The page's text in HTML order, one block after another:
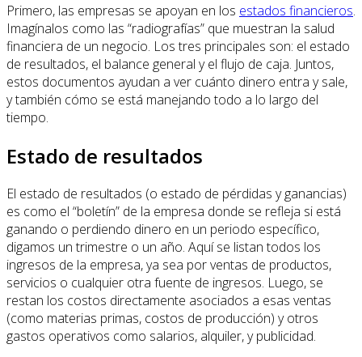
Primero, las empresas se apoyan en los estados financieros.
Imagínalos como las “radiografías” que muestran la salud
financiera de un negocio. Los tres principales son: el estado
de resultados, el balance general y el flujo de caja. Juntos,
estos documentos ayudan a ver cuánto dinero entra y sale,
y también cómo se está manejando todo a lo largo del
tiempo.
Estado de resultados
El estado de resultados (o estado de pérdidas y ganancias)
es como el “boletín” de la empresa donde se refleja si está
ganando o perdiendo dinero en un periodo específico,
digamos un trimestre o un año. Aquí se listan todos los
ingresos de la empresa, ya sea por ventas de productos,
servicios o cualquier otra fuente de ingresos. Luego, se
restan los costos directamente asociados a esas ventas
(como materias primas, costos de producción) y otros
gastos operativos como salarios, alquiler, y publicidad.